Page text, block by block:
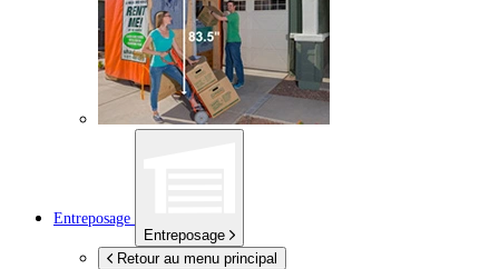
Entreposage
Entreposage
Retour au menu principal